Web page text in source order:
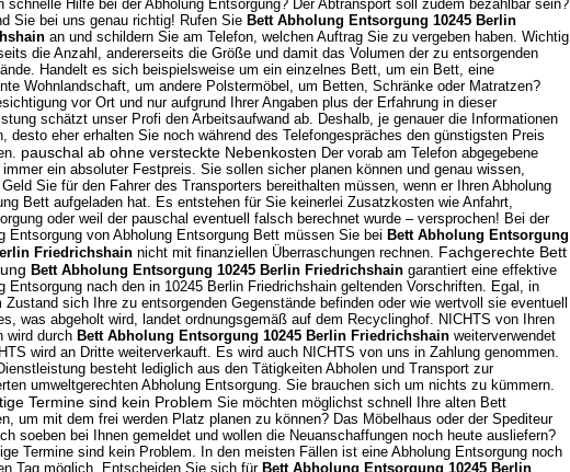
schnelle Hilfe bei der Abholung Entsorgung? Der Abtransport soll zudem bezahlbar sein?
Sie bei uns genau richtig! Rufen Sie Bett Abholung Entsorgung 10245 Berlin
an und schildern Sie am Telefon, welchen Auftrag Sie zu vergeben haben. Wichtig
die Anzahl, andererseits die Größe und damit das Volumen der zu entsorgenden
Handelt es sich beispielsweise um ein einzelnes Bett, um ein Bett, eine
Wohnlandschaft, um andere Polstermöbel, um Betten, Schränke oder Matratzen?
vor Ort und nur aufgrund Ihrer Angaben plus der Erfahrung in dieser
schätzt unser Profi den Arbeitsaufwand ab. Deshalb, je genauer die Informationen
desto eher erhalten Sie noch während des Telefongespräches den günstigsten Preis
pauschal ab ohne versteckte Nebenkosten Der vorab am Telefon abgegebene
ein absoluter Festpreis. Sie sollen sicher planen können und genau wissen,
Sie für den Fahrer des Transporters bereithalten müssen, wenn er Ihren Abholung
Bett aufgeladen hat. Es entstehen für Sie keinerlei Zusatzkosten wie Anfahrt,
oder weil der pauschal eventuell falsch berechnet wurde – versprochen! Bei der
Entsorgung von Abholung Entsorgung Bett müssen Sie bei Bett Abholung Entsorgung
Friedrichshain nicht mit finanziellen Überraschungen rechnen. Fachgerechte Bett
Bett Abholung Entsorgung 10245 Berlin Friedrichshain garantiert eine effektive
Entsorgung nach den in 10245 Berlin Friedrichshain geltenden Vorschriften. Egal, in
Zustand sich Ihre zu entsorgenden Gegenstände befinden oder wie wertvoll sie eventuell
was abgeholt wird, landet ordnungsgemäß auf dem Recyclinghof. NICHTS von Ihren
wird durch Bett Abholung Entsorgung 10245 Berlin Friedrichshain weiterverwendet
wird an Dritte weiterverkauft. Es wird auch NICHTS von uns in Zahlung genommen.
besteht lediglich aus den Tätigkeiten Abholen und Transport zur
umweltgerechten Abholung Entsorgung. Sie brauchen sich um nichts zu kümmern.
Termine sind kein Problem Sie möchten möglichst schnell Ihre alten Bett
um mit dem frei werden Platz planen zu können? Das Möbelhaus oder der Spediteur
soeben bei Ihnen gemeldet und wollen die Neuanschaffungen noch heute ausliefern?
Termine sind kein Problem. In den meisten Fällen ist eine Abholung Entsorgung noch
Tag möglich. Entscheiden Sie sich für Bett Abholung Entsorgung 10245 Berlin